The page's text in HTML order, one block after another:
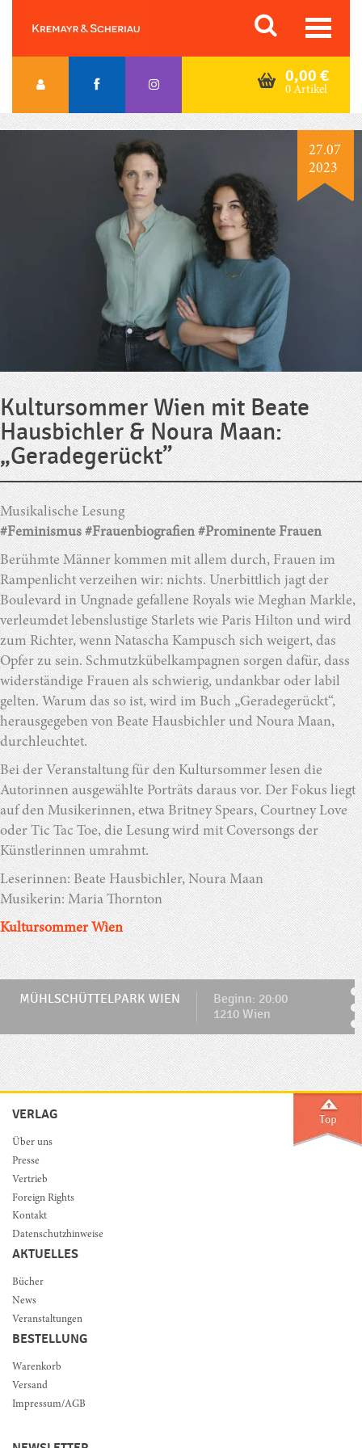
content
Orac K&S
0,00 €
0 Artikel
27.07
2023
Kultursommer Wien mit Beate
Hausbichler & Noura Maan:
„Geradegerückt”
Musikalische Lesung
#Feminismus #Frauenbiografien #Prominente Frauen
Berühmte Männer kommen mit allem durch, Frauen im
Rampenlicht verzeihen wir: nichts. Unerbittlich jagt der
Boulevard in Ungnade gefallene Royals wie Meghan Markle,
verleumdet lebenslustige Starlets wie Paris Hilton und wird
zum Richter, wenn Natascha Kampusch sich weigert, das
Opfer zu sein. Schmutzkübelkampagnen sorgen dafür, dass
widerständige Frauen als schwierig, undankbar oder labil
gelten. Warum das so ist, wird im Buch „Geradegerückt“,
herausgegeben von Beate Hausbichler und Noura Maan,
durchleuchtet.
Bei der Veranstaltung für den Kultursommer lesen die
Autorinnen ausgewählte Porträts daraus vor. Der Fokus liegt
auf den Musikerinnen, etwa Britney Spears, Courtney Love
oder Tic Tac Toe, die Lesung wird mit Coversongs der
Künstlerinnen umrahmt.
Leserinnen: Beate Hausbichler, Noura Maan
Musikerin: Maria Thornton
Kultursommer Wien
MÜHLSCHÜTTELPARK WIEN
Beginn: 20:00
1210 Wien
VERLAG
Über uns
Presse
Vertrieb
Foreign Rights
Kontakt
Datenschutzhinweise
AKTUELLES
Bücher
News
Veranstaltungen
BESTELLUNG
Warenkorb
Versand
Impressum/AGB